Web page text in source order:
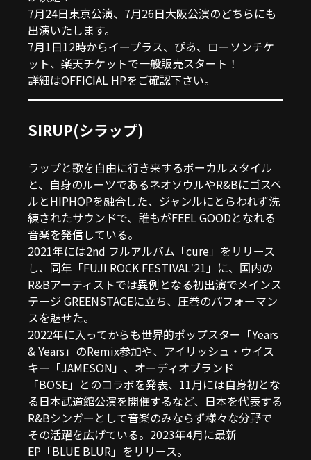
7月24日東京公演、7月26日大阪公演のどちらにも
出演いたします。
7月1日12時からイープラス、ぴあ、ローソンチケ
ット、楽天チケットで一般販売スタート！
詳細はOFFICIAL HPをご確認下さい。
SIRUP(シラップ)
ラップと歌を自由に行き来するボーカルスタイル
と、自身のルーツであるネオソウルやR&Bにゴスペ
ルとHIPHOPを融合した、ジャンルにとらわれず洗
練されたサウンドで、誰もがFEEL GOODとなれる
音楽を発信している。
2021年には2nd フルアルバム「cure」をリリース
し、同年「FUJI ROCK FESTIVALʼ21」に、国内の
R&Bアーティストでは異例となる初出演でメインス
テージ GREENSTAGEに立ち、圧巻のパフォーマン
スを魅せた。
2022年に入ってからも世界的ポップスター「Years
& Years」のRemix参加や、アイリッシュ・ウイス
キー「JAMESON」、オーディオブランド
「BOSE」とのコラボを発表、11月には自身初とな
る日本武道館公演を開催するなど、日本を代表する
R&Bシンガーとして音楽のみならず様々な分野で
その活躍を広げている。2023年4月に最新
EP「BLUE BLUR」をリリース。